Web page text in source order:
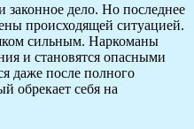
дело. Но последнее
происходящей ситуацией.
сильным. Наркоманы
и становятся опасными
даже после полного
обрекает себя на